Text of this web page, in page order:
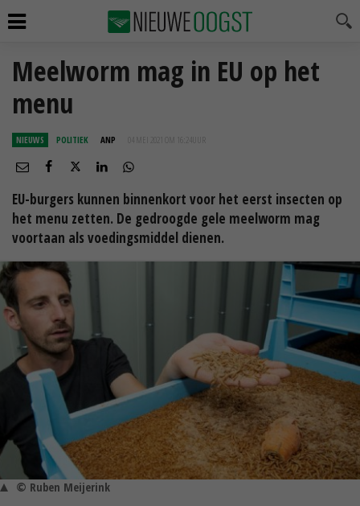
Meelworm mag in EU op het
menu
NIEUWS POLITIEK ANP 04 MEI 2021 OM 16:24
EU-burgers kunnen binnenkort voor het eerst insecten op
het menu zetten. De gedroogde gele meelworm mag
voortaan als voedingsmiddel dienen.
© Ruben Meijerink